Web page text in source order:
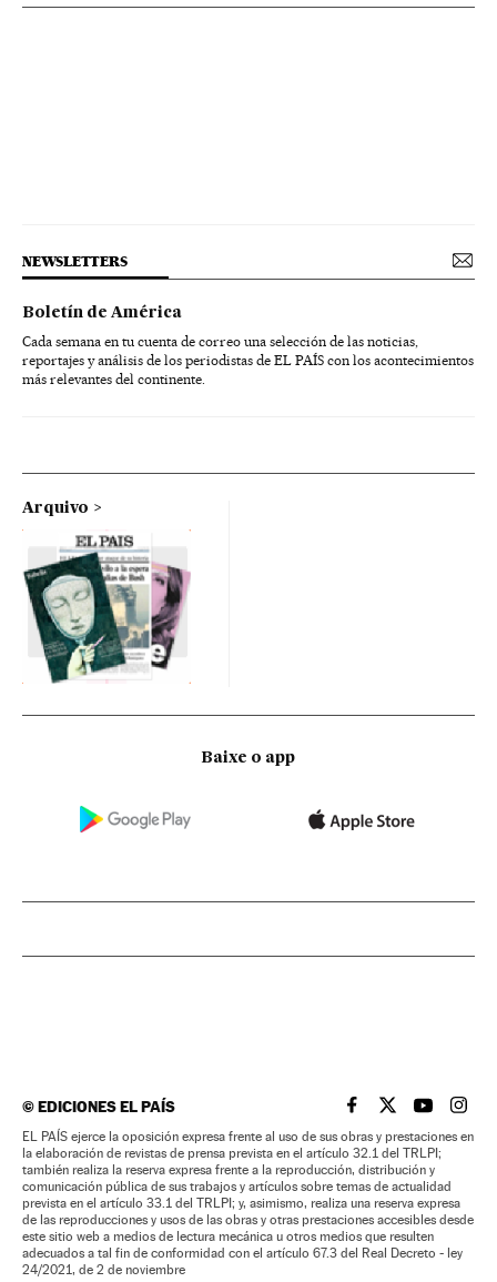
NEWSLETTERS
Boletín de América
Cada semana en tu cuenta de correo una selección de las noticias,
reportajes y análisis de los periodistas de EL PAÍS con los acontecimientos
más relevantes del continente.
Arquivo
Baixe o app
©EDICIONES EL PAÍS EL PAÍS BRASIL EN
EL PAÍSEL PAÍS
EL
EL PAÍS ejerce la oposición expresa frente al uso de sus obras y prestaciones en
la elaboración de revistas de prensa prevista en el artículo 32.1 del TRLPI;
también realiza la reserva expresa frente a la reproducción, distribución y
comunicación pública de sus trabajos y artículos sobre temas de actualidad
prevista en el artículo 33.1 del TRLPI; y, asimismo, realiza una reserva expresa
de las reproducciones y usos de las obras y otras prestaciones accesibles desde
este sitio web a medios de lectura mecánica u otros medios que resulten
adecuados a tal fin de conformidad con el artículo 67.3 del Real Decreto - ley
24/2021, de 2 de noviembre